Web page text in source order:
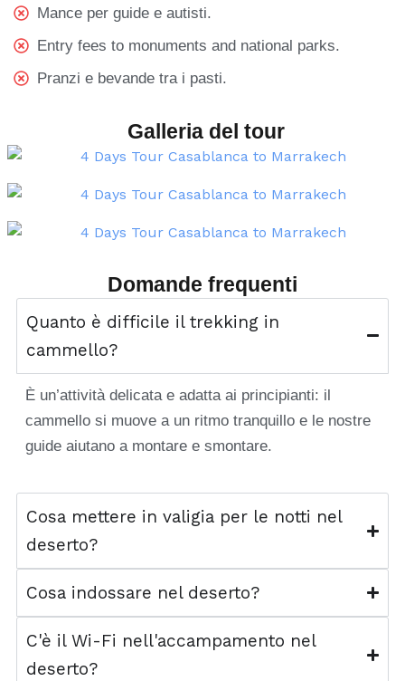
Mance per guide e autisti.
Entry fees to monuments and national parks.
Pranzi e bevande tra i pasti.
Galleria del tour
Domande frequenti
Quanto è difficile il trekking in
cammello?
È un’attività delicata e adatta ai principianti: il
cammello si muove a un ritmo tranquillo e le nostre
guide aiutano a montare e smontare.
Cosa mettere in valigia per le notti nel
deserto?
Cosa indossare nel deserto?
C'è il Wi-Fi nell'accampamento nel
deserto?